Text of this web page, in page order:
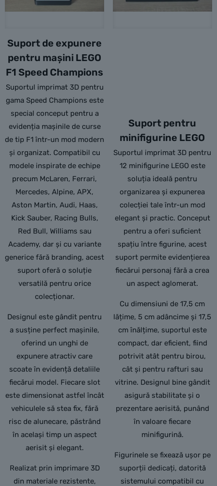
Suport de expunere
pentru mașini LEGO
F1 Speed Champions
Suportul imprimat 3D pentru
gama Speed Champions este
special conceput pentru a
evidenția mașinile de curse
de tip F1 într-un mod modern
și organizat. Compatibil cu
modele inspirate de echipe
precum McLaren, Ferrari,
Mercedes, Alpine, APX,
Aston Martin, Audi, Haas,
Kick Sauber, Racing Bulls,
Red Bull, Williams sau
Academy, dar și cu variante
generice fără branding, acest
suport oferă o soluție
versatilă pentru orice
colecționar.
Designul este gândit pentru
a susține perfect mașinile,
oferind un unghi de
expunere atractiv care
scoate în evidență detaliile
fiecărui model. Fiecare slot
este dimensionat astfel încât
vehiculele să stea fix, fără
risc de alunecare, păstrând
în același timp un aspect
aerisit și elegant.
Realizat prin imprimare 3D
din materiale rezistente,
Suport pentru
minifigurine LEGO
Suportul imprimat 3D pentru
12 minifigurine LEGO este
soluția ideală pentru
organizarea și expunerea
colecției tale într-un mod
elegant și practic. Conceput
pentru a oferi suficient
spațiu între figurine, acest
suport permite evidențierea
fiecărui personaj fără a crea
un aspect aglomerat.
Cu dimensiuni de 17,5 cm
lățime, 5 cm adâncime și 17,5
cm înălțime, suportul este
compact, dar eficient, fiind
potrivit atât pentru birou,
cât și pentru rafturi sau
vitrine. Designul bine gândit
asigură stabilitate și o
prezentare aerisită, punând
în valoare fiecare
minifigurină.
Figurinele se fixează ușor pe
suporții dedicați, datorită
sistemului compatibil cu